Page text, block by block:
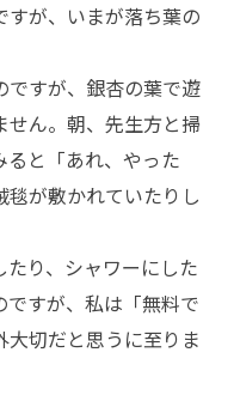
すが、いまが落ち葉の
ですが、銀杏の葉で遊
せん。朝、先生方と掃
ると「あれ、やった
が敷かれていたりし
り、シャワーにした
ですが、私は「無料で
切だと思うに至りま